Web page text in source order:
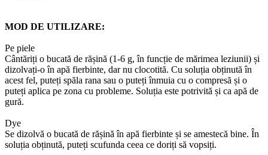
MOD DE UTILIZARE:
Pe piele
Cântăriți o bucată de rășină (1-6 g, în funcție de mărimea leziunii) și
dizolvați-o în apă fierbinte, dar nu clocotită. Cu soluția obținută în
acest fel, puteți spăla rana sau o puteți înmuia cu o compresă și o
puteți aplica pe zona cu probleme. Soluția este potrivită și ca apă de
gură.
Dye
Se dizolvă o bucată de rășină în apă fierbinte și se amestecă bine. În
soluția obținută, puteți scufunda ceea ce doriți să vopsiți.